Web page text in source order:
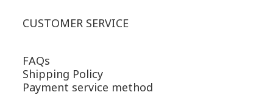
CUSTOMER SERVICE
FAQs
Shipping Policy
Payment service method